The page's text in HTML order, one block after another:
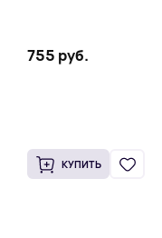
755 руб.
КУПИТЬ